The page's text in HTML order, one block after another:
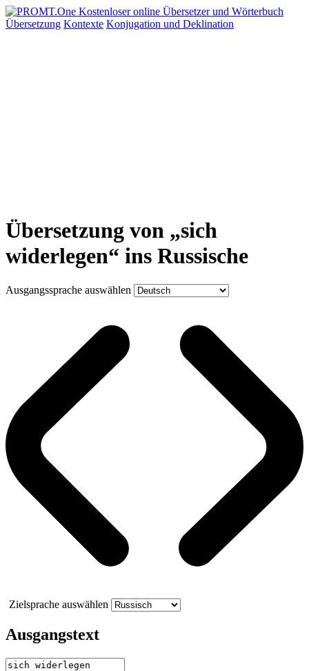
Übersetzung Kontexte Konjugation und Deklination
Übersetzung von „sich
widerlegen“ ins Russische
Ausgangssprache auswählen
Zielsprache auswählen
Ausgangstext